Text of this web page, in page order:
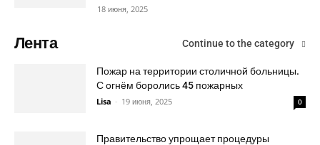
18 июня, 2025
Лента Continue to the category
Пожар на территории столичной больницы.
С огнём боролись 45 пожарных
Lisa - 19 июня, 2025 0
Правительство упрощает процедуры